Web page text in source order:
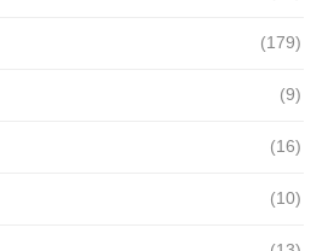
(179)
(9)
(16)
(10)